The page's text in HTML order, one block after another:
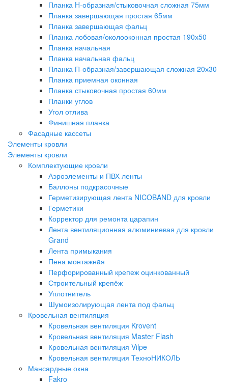
Планка H-образная/стыковочная сложная 75мм
Планка завершающая простая 65мм
Планка завершающая фальц
Планка лобовая/околооконная простая 190х50
Планка начальная
Планка начальная фальц
Планка П-образная/завершающая сложная 20х30
Планка приемная оконная
Планка стыковочная простая 60мм
Планки углов
Угол отлива
Финишная планка
Фасадные кассеты
Элементы кровли
Элементы кровли
Комплектующие кровли
Аэроэлементы и ПВХ ленты
Баллоны подкрасочные
Герметизирующая лента NICOBAND для кровли
Герметики
Корректор для ремонта царапин
Лента вентиляционная алюминиевая для кровли
Grand
Лента примыкания
Пена монтажнaя
Перфорированный крепеж оцинкованный
Строительный крепёж
Уплотнитель
Шумоизолирующая лента под фальц
Кровельная вентиляция
Кровельная вентиляция Krovent
Кровельная вентиляция Master Flash
Кровельная вентиляция Vilpe
Кровельная вентиляция ТехноНИКОЛЬ
Мансардные окна
Fakro